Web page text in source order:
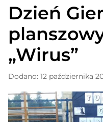
Komunikaty
Szkoła
Dokumenty
Osiągnięcia
Warto wiedzieć
Dzień Gier
„Wirus”
Dodano: 12 października